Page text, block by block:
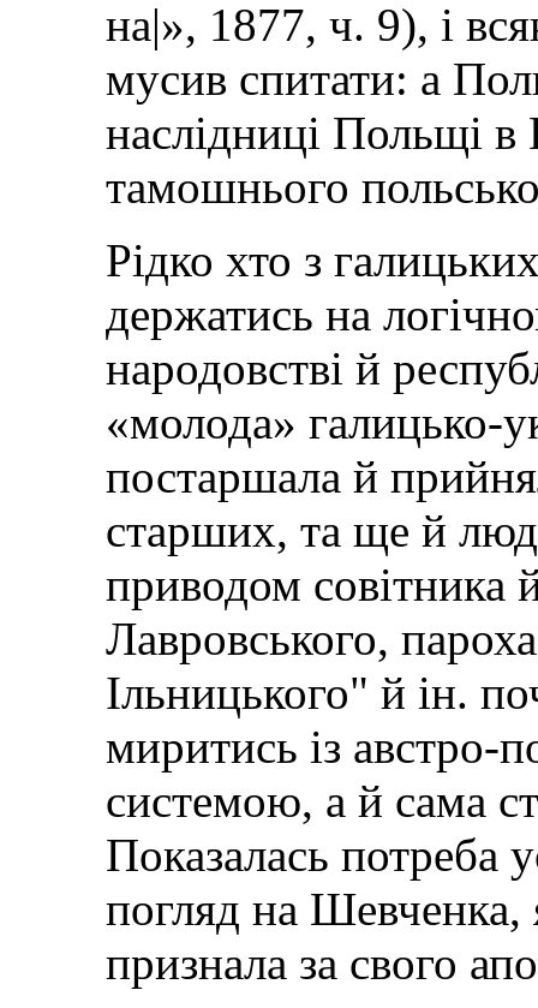
на|», 1877, ч. 9), і
мусив спитати: а
наслідниці Польщі в
тамошнього
Рідко хто з
держатись на
народовстві й
«молода» галицько-
постаршала й
старших, та ще й
приводом совітника
Лавровського,
Ільницького" й ін.
миритись із австро-
системою, а й сама
Показалась потреба
погляд на Шевченка,
признала за свого